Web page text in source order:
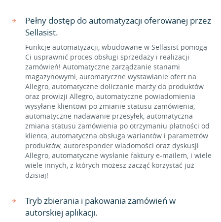
Pełny dostęp do automatyzacji oferowanej przez
Sellasist.
Funkcje automatyzacji, wbudowane w Sellasist pomogą
Ci usprawnić proces obsługi sprzedaży i realizacji
zamówień! Automatyczne zarządzanie stanami
magazynowymi, automatyczne wystawianie ofert na
Allegro, automatyczne doliczanie marży do produktów
oraz prowizji Allegro, automatyczne powiadomienia
wysyłane klientowi po zmianie statusu zamówienia,
automatyczne nadawanie przesyłek, automatyczna
zmiana statusu zamówienia po otrzymaniu płatności od
klienta, automatyczna obsługa wariantów i parametrów
produktów, autoresponder wiadomości oraz dyskusji
Allegro, automatyczne wysłanie faktury e-mailem, i wiele
wiele innych, z których możesz zacząć korzystać już
dzisiaj!
Tryb zbierania i pakowania zamówień w
autorskiej aplikacji.